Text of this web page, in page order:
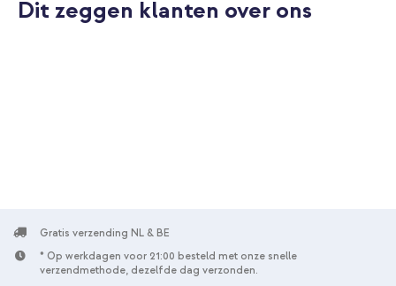
Dit zeggen klanten over ons
Gratis verzending NL & BE
* Op werkdagen voor 21:00 besteld met onze snelle
verzendmethode, dezelfde dag verzonden.